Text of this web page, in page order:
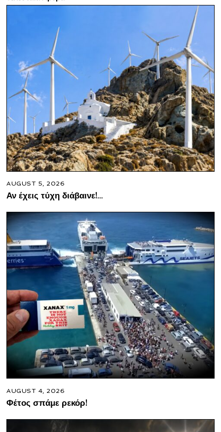
AUGUST 5, 2026
Αν έχεις τύχη διάβαινε!…
AUGUST 4, 2026
Φέτος σπάμε ρεκόρ!